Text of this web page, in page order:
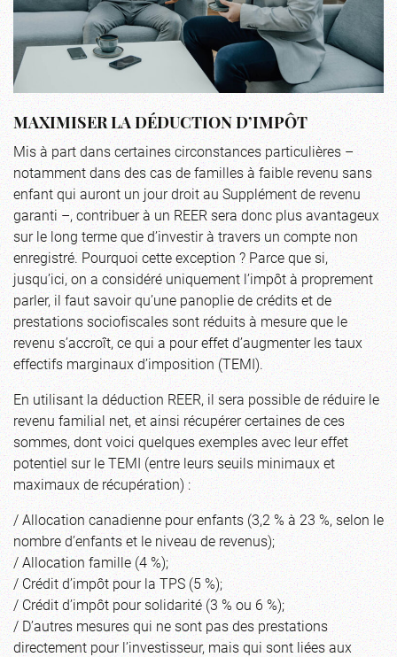
MAXIMISER LA DÉDUCTION D’IMPÔT
Mis à part dans certaines circonstances particulières –
notamment dans des cas de familles à faible revenu sans
enfant qui auront un jour droit au Supplément de revenu
garanti –, contribuer à un REER sera donc plus avantageux
sur le long terme que d’investir à travers un compte non
enregistré. Pourquoi cette exception ? Parce que si,
jusqu’ici, on a considéré uniquement l’impôt à proprement
parler, il faut savoir qu’une panoplie de crédits et de
prestations sociofiscales sont réduits à mesure que le
revenu s’accroît, ce qui a pour effet d’augmenter les taux
effectifs marginaux d’imposition (TEMI).
En utilisant la déduction REER, il sera possible de réduire le
revenu familial net, et ainsi récupérer certaines de ces
sommes, dont voici quelques exemples avec leur effet
potentiel sur le TEMI (entre leurs seuils minimaux et
maximaux de récupération) :
/ Allocation canadienne pour enfants (3,2 % à 23 %, selon le
nombre d’enfants et le niveau de revenus);
/ Allocation famille (4 %);
/ Crédit d’impôt pour la TPS (5 %);
/ Crédit d’impôt pour solidarité (3 % ou 6 %);
/ D’autres mesures qui ne sont pas des prestations
directement pour l’investisseur, mais qui sont liées aux